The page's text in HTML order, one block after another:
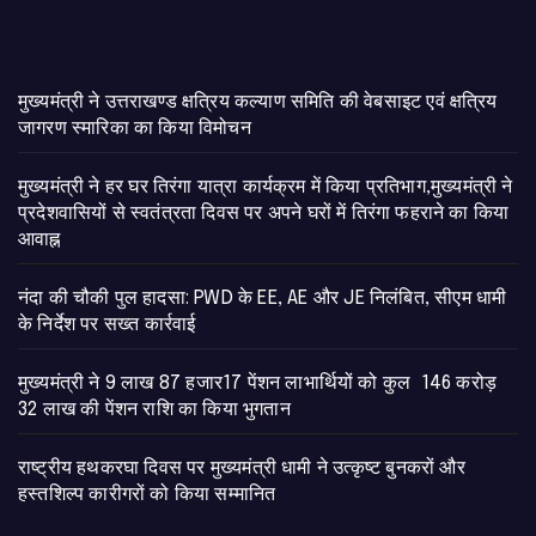
मुख्यमंत्री ने उत्तराखण्ड क्षत्रिय कल्याण समिति की वेबसाइट एवं क्षत्रिय
जागरण स्मारिका का किया विमोचन
मुख्यमंत्री ने हर घर तिरंगा यात्रा कार्यक्रम में किया प्रतिभाग,मुख्यमंत्री ने
प्रदेशवासियों से स्वतंत्रता दिवस पर अपने घरों में तिरंगा फहराने का किया
आवाह्न
नंदा की चौकी पुल हादसा: PWD के EE, AE और JE निलंबित, सीएम धामी
के निर्देश पर सख्त कार्रवाई
मुख्यमंत्री ने 9 लाख 87 हजार17 पेंशन लाभार्थियों को कुल 146 करोड़
32 लाख की पेंशन राशि का किया भुगतान
राष्ट्रीय हथकरघा दिवस पर मुख्यमंत्री धामी ने उत्कृष्ट बुनकरों और
हस्तशिल्प कारीगरों को किया सम्मानित